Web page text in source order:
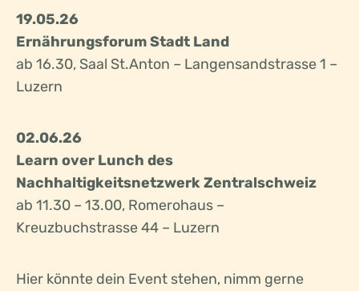
19.05.26
Ernährungsforum Stadt Land
ab 16.30, Saal St.Anton – Langensandstrasse 1 –
Luzern
02.06.26
Learn over Lunch des
Nachhaltigkeitsnetzwerk Zentralschweiz
ab 11.30 – 13.00, Romerohaus –
Kreuzbuchstrasse 44 – Luzern
Hier könnte dein Event stehen, nimm gerne